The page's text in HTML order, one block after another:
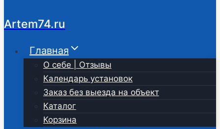
Artem74.ru
Главная
О себе | Отзывы
Календарь установок
Заказ без выезда на объект
Каталог
Корзина